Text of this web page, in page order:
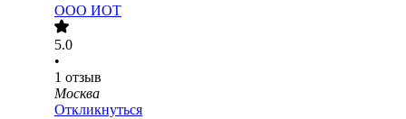
ООО ИОТ
5.0
•
1 отзыв
Москва
Откликнуться